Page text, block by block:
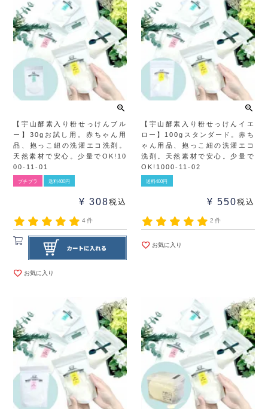
【宇山酵素入り粉せっけんブル
ー】30gお試し用。赤ちゃん用
品、抱っこ紐の洗濯エコ洗剤。
天然素材で安心。少量でOK!10
00-11-01
プチプラ 送料400円
¥ 308税込
4件
お気に入り
【宇山酵素入り粉せっけんイエ
ロー】100gスタンダード。赤ち
ゃん用品、抱っこ紐の洗濯エコ
洗剤。天然素材で安心。少量で
OK!1000-11-02
送料400円
¥ 550税込
2件
お気に入り